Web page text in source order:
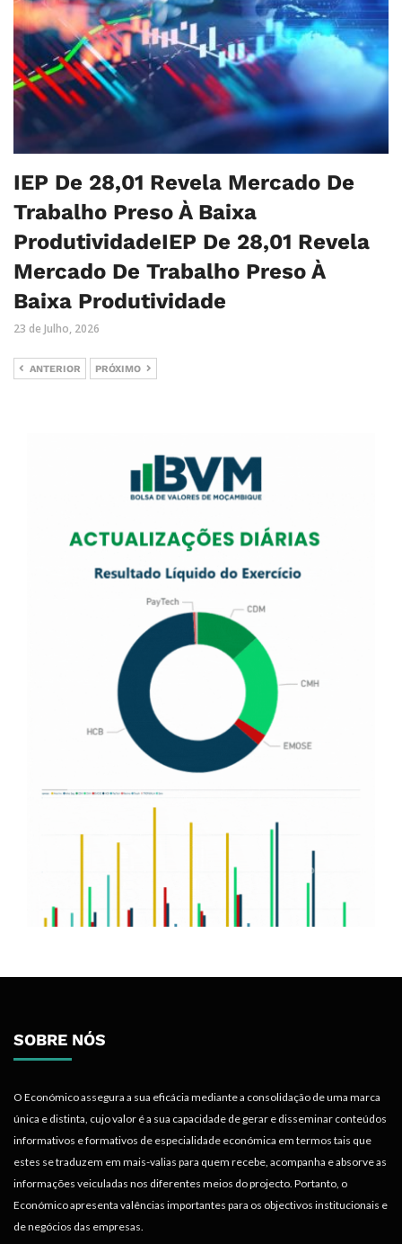
IEP De 28,01 Revela Mercado De
Trabalho Preso À Baixa
ProdutividadeIEP De 28,01 Revela
Mercado De Trabalho Preso À
Baixa Produtividade
23 de Julho, 2026
ANTERIOR PRÓXIMO
SOBRE NÓS
O Económico assegura a sua eficácia mediante a consolidação de uma marca
única e distinta, cujo valor é a sua capacidade de gerar e disseminar conteúdos
informativos e formativos de especialidade económica em termos tais que
estes se traduzem em mais-valias para quem recebe, acompanha e absorve as
informações veiculadas nos diferentes meios do projecto. Portanto, o
Económico apresenta valências importantes para os objectivos institucionais e
de negócios das empresas.